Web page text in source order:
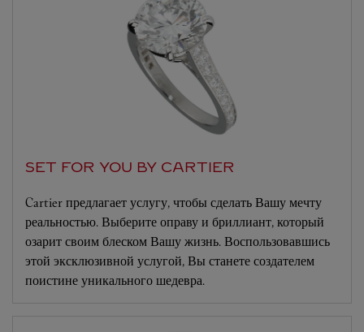
SET FOR YOU BY CARTIER
Cartier предлагает услугу, чтобы сделать Вашу мечту
реальностью. Выберите оправу и бриллиант, который
озарит своим блеском Вашу жизнь. Воспользовавшись
этой эксклюзивной услугой, Вы станете создателем
поистине уникального шедевра.